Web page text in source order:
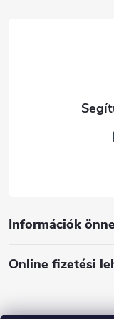
Információk
Online fizetési